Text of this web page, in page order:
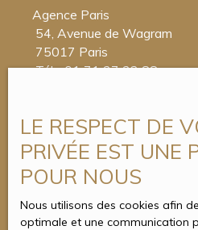
Agence Paris
54, Avenue de Wagram
75017 Paris
Tél. : 01 71 37 32 88
4, Place du Maréchal Foch
95880 Enghien-les-Bains
Tél. : 01 34 05 00 50
LE RESPECT DE
PRIVÉE EST UNE
POUR NOUS
Nous utilisons des cookies afin
optimale et une communication